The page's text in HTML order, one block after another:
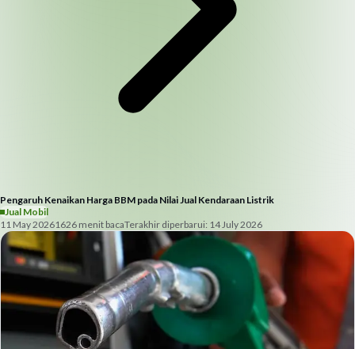
Pengaruh Kenaikan Harga BBM pada Nilai Jual Kendaraan Listrik
Jual Mobil
11 May 20261626 menit bacaTerakhir diperbarui: 14 July 2026